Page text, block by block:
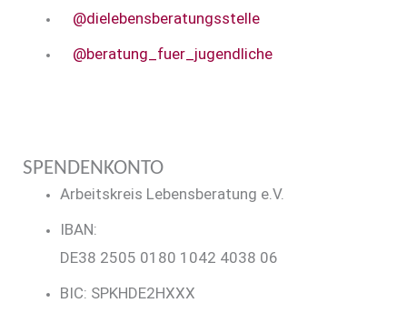
@dielebensberatungsstelle
@beratung_fuer_jugendliche
SPENDENKONTO
Arbeitskreis Lebensberatung e.V.
IBAN:
DE38 2505 0180 1042 4038 06
BIC: SPKHDE2HXXX